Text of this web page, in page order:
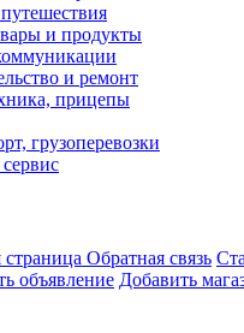
и продукты
и ремонт
прицепы
грузоперевозки
страница Обратная связь
объявление Добавить